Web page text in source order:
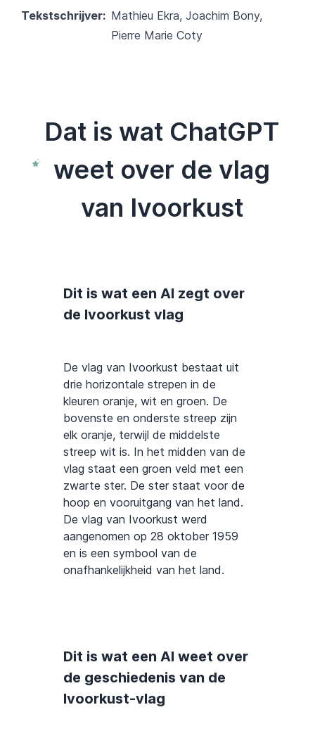
Tekstschrijver: Mathieu Ekra, Joachim Bony,
Pierre Marie Coty
Dat is wat ChatGPT
weet over de vlag
van Ivoorkust
Dit is wat een AI zegt over
de Ivoorkust vlag
De vlag van Ivoorkust bestaat uit
drie horizontale strepen in de
kleuren oranje, wit en groen. De
bovenste en onderste streep zijn
elk oranje, terwijl de middelste
streep wit is. In het midden van de
vlag staat een groen veld met een
zwarte ster. De ster staat voor de
hoop en vooruitgang van het land.
De vlag van Ivoorkust werd
aangenomen op 28 oktober 1959
en is een symbool van de
onafhankelijkheid van het land.
Dit is wat een AI weet over
de geschiedenis van de
Ivoorkust-vlag